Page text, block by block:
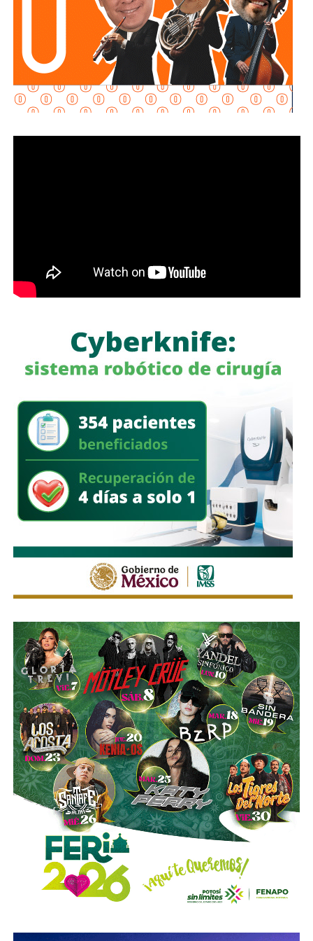
ciudadanas que alertaron sobr
e movimientos inusuales
de autotanques y posibles actividades ilícitas.
El primer operativo se realizó enuna nave industrial
ubicada en el municipio de San Luis Potosí, donde las
autoridades localizaron una infraestructura de gran escala
presuntamente destinada al procesamiento clandestino de
litros de petrolífero, una máquina asfaltadora,
generador eléctrico de diésel, una máquina
alrededor de 40 cinchos de seguridad para escotillas de
pipas, utilizados comúnmente en el transporte de
combustibles.
En un segundo cateo, realizado en la comunidad de
Laguna de San Vicente, también en territorio potosino, la
FGR aseguró otro inmueble donde presuntamente operaba
un centro de procesamiento ilegal de hidrocarburos.
Ahí fueron encontrados18 tanques verticales, dos líneas
completas de producción para hidrocarburos, alrededor de
40 mil litros de petróleo crudo y diésel, además de
muestras de ácido sulfúrico, hidrocarburos y diversa
documentación relacionada con la operación del sitio.
Las investigaciones también permitieron ejecutar cateos
en Tizayuca, Hidalgo, y Cuautla, Morelos.
En Hidalgo fueron asegurados más de456 mil litrosde un
líquido que podría corresponder a hidrocarburos o
productos químicos utilizados para su procesamiento,
mientras que en Morelos se localizaron documentos,
talones de cheques y muestras obtenidas de diversos
contenedores.
La Fiscalía General de la República informó que estos
operativos forman parte delPlan Estratégico de
Procuración de Justicia 2026-2029, cuyo objetivo es
procesamiento ilegal de hidrocarburos.